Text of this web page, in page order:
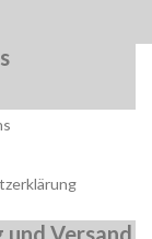
und Versand